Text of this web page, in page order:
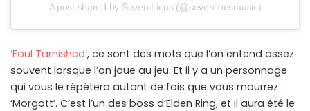
A post shared by Seven Lions (@sevenlionsmusic)
‘Foul Tarnished’, ce sont des mots que l’on entend assez
souvent lorsque l’on joue au jeu. Et il y a un personnage
qui vous le répétera autant de fois que vous mourrez :
‘Morgott’. C’est l’un des boss d’Elden Ring, et il aura été le